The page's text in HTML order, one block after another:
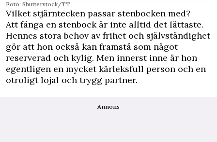
Foto: Shutterstock/TT
Vilket stjärntecken passar stenbocken med?
Att fånga en stenbock är inte alltid det lättaste.
Hennes stora behov av frihet och självständighet
gör att hon också kan framstå som något
reserverad och kylig. Men innerst inne är hon
egentligen en mycket kärleksfull person och en
otroligt lojal och trygg partner.
Annons